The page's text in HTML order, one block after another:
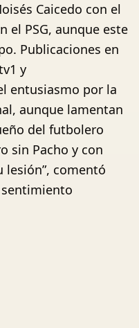
Caicedo con el
el PSG, aunque este
Publicaciones en
y
entusiasmo por la
aunque lamentan
del futbolero
sin Pacho y con
lesión”, comentó